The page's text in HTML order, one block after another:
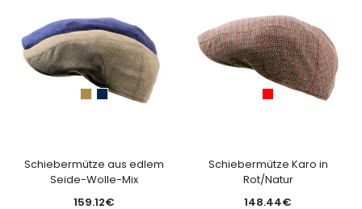
Schiebermütze aus edlem
Seide-Wolle-Mix
159.12€
Schiebermütze Karo in
Rot/Natur
148.44€